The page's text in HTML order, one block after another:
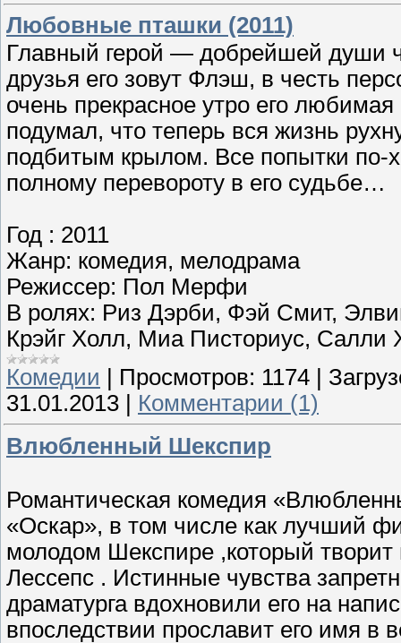
Любовные пташки (2011)
Главный герой — добрейшей души
друзья его зовут Флэш, в честь
очень прекрасное утро его
подумал, что теперь вся жизнь
подбитым крылом. Все попытки по-
полному перевороту в его судьбе…
Год : 2011
Жанр: комедия, мелодрама
Режиссер: Пол Мерфи
В ролях: Риз Дэрби, Фэй Смит,
Крэйг Холл, Миа Писториус, Салли
Комедии
Просмотров: 1174
31.01.2013
Комментарии (1)
Влюбленный Шекспир
Романтическая комедия
«Оскар», в том числе как лучший
молодом Шекспире ,который
Лессепс . Истинные чувства
драматурга вдохновили его на
впоследствии прославит его имя в